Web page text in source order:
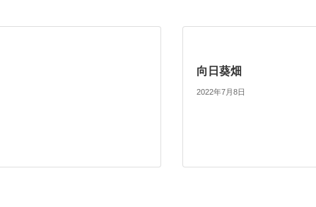
向日葵畑
2022年7月8日